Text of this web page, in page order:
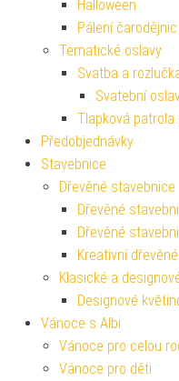
Halloween
Pálení
Tematické oslavy
Svatba a
Svatební
Tlapková patrola
Předobjednávky
Stavebnice
Dřevěné stavebnice
Dřevěné
Dřevěné
Kreativní
Klasické a
Designové
Vánoce s Albi
Vánoce pro celou
Vánoce pro děti